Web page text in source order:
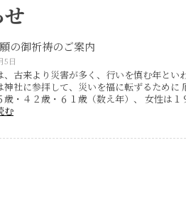
の御祈祷のご案内
5日
、古来より災害が多く、行いを慎む年とい
神社に参拝して、災いを福に転ずるために
歳・４２歳・６１歳（数え年）、 女性は
む